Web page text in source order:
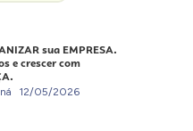
sua EMPRESA.
e crescer com
12/05/2026